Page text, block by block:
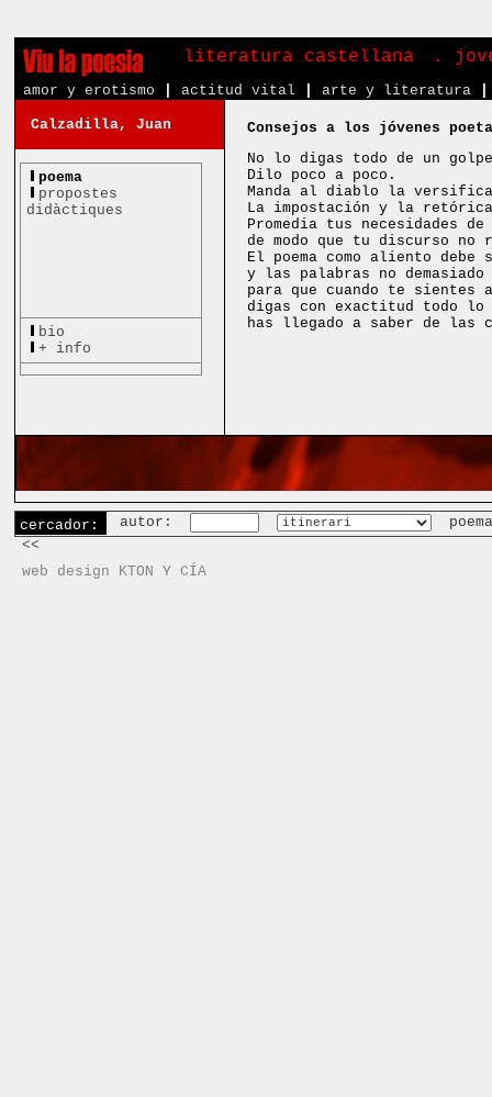
literatura castellana .
amor y erotismo actitud vital arte y literatura
Calzadilla, Juan
poema
propostes
didàctiques
bio
+ info
Consejos a los jóvenes
No lo digas todo de un
Dilo poco a poco.
Manda al diablo la
La impostación y la
Promedia tus necesidades
de modo que tu discurso
El poema como aliento debe
y las palabras no
para que cuando te sientes
digas con exactitud todo lo
has llegado a saber de las
cercador: autor:
<<
web design KTON Y CÍA